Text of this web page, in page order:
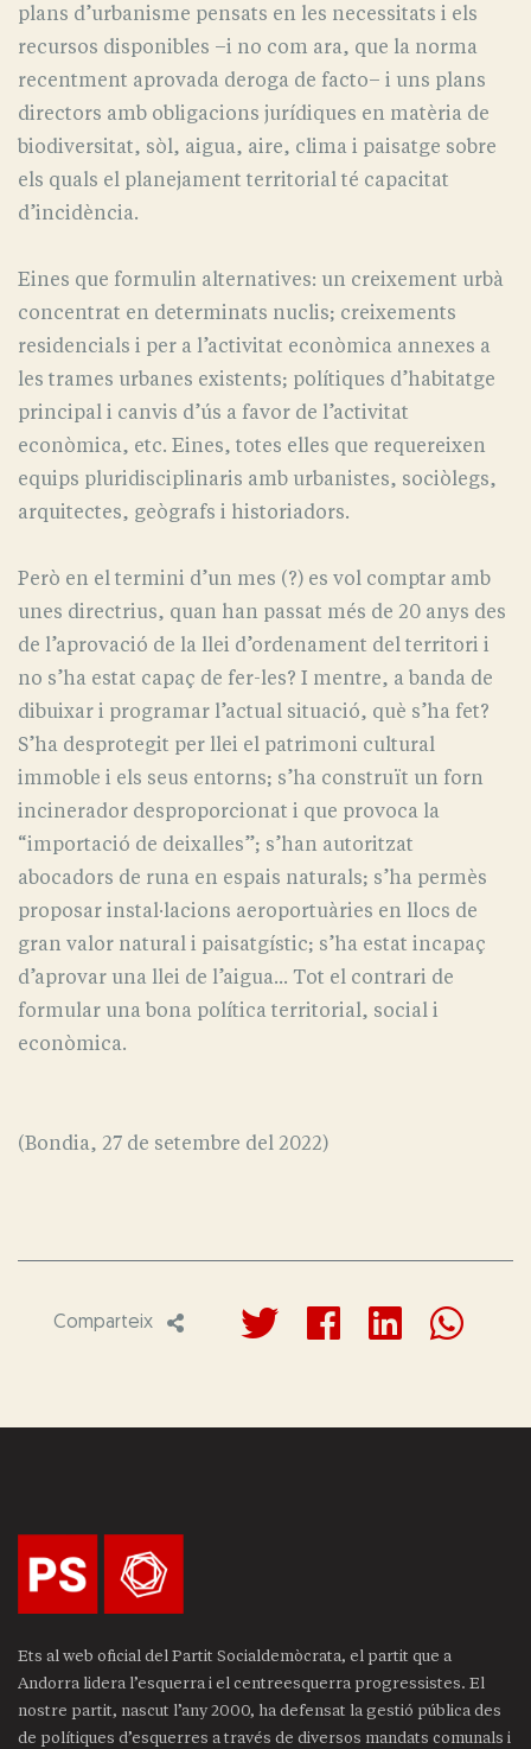
plans d’urbanisme pensats en les necessitats i els
recursos disponibles –i no com ara, que la norma
recentment aprovada deroga de facto– i uns plans
directors amb obligacions jurídiques en matèria de
biodiversitat, sòl, aigua, aire, clima i paisatge sobre
els quals el planejament territorial té capacitat
d’incidència.
Eines que formulin alternatives: un creixement urbà
concentrat en determinats nuclis; creixements
residencials i per a l’activitat econòmica annexes a
les trames urbanes existents; polítiques d’habitatge
principal i canvis d’ús a favor de l’activitat
econòmica, etc. Eines, totes elles que requereixen
equips pluridisciplinaris amb urbanistes, sociòlegs,
arquitectes, geògrafs i historiadors.
Però en el termini d’un mes (?) es vol comptar amb
unes directrius, quan han passat més de 20 anys des
de l’aprovació de la llei d’ordenament del territori i
no s’ha estat capaç de fer-les? I mentre, a banda de
dibuixar i programar l’actual situació, què s’ha fet?
S’ha desprotegit per llei el patrimoni cultural
immoble i els seus entorns; s’ha construït un forn
incinerador desproporcionat i que provoca la
“importació de deixalles”; s’han autoritzat
abocadors de runa en espais naturals; s’ha permès
proposar instal·lacions aeroportuàries en llocs de
gran valor natural i paisatgístic; s’ha estat incapaç
d’aprovar una llei de l’aigua... Tot el contrari de
formular una bona política territorial, social i
econòmica.
(Bondia, 27 de setembre del 2022)
Comparteix
Ets al web oficial del Partit Socialdemòcrata, el partit que a
Andorra lidera l’esquerra i el centreesquerra progressistes. El
nostre partit, nascut l’any 2000, ha defensat la gestió pública des
de polítiques d’esquerres a través de diversos mandats comunals i